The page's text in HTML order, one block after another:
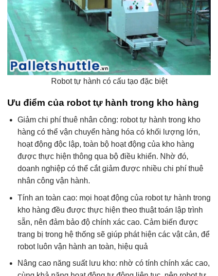
Robot tự hành có cấu tạo đặc biệt
Ưu điểm của robot tự hành trong kho hàng
Giảm chi phí thuê nhân công: robot tự hành trong kho
hàng có thể vận chuyển hàng hóa có khối lượng lớn,
hoạt động độc lập, toàn bộ hoạt động của kho hàng
được thực hiện thông qua bộ điều khiển. Nhờ đó,
doanh nghiệp có thể cắt giảm được nhiều chi phí thuê
nhân công vận hành.
Tính an toàn cao: mọi hoạt động của robot tự hành trong
kho hàng đều được thực hiện theo thuật toán lập trình
sẵn, nên đảm bảo độ chính xác cao. Cảm biến được
trang bị trong hệ thống sẽ giúp phát hiện các vật cản, để
robot luôn vận hành an toàn, hiệu quả
Nâng cao năng suất lưu kho: nhờ có tính chính xác cao,